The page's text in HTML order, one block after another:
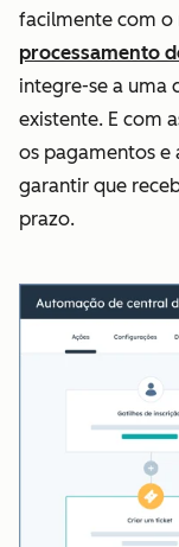
facilmente com o
processamento
integre-se a uma
existente. E com
os pagamentos e
garantir que
prazo.